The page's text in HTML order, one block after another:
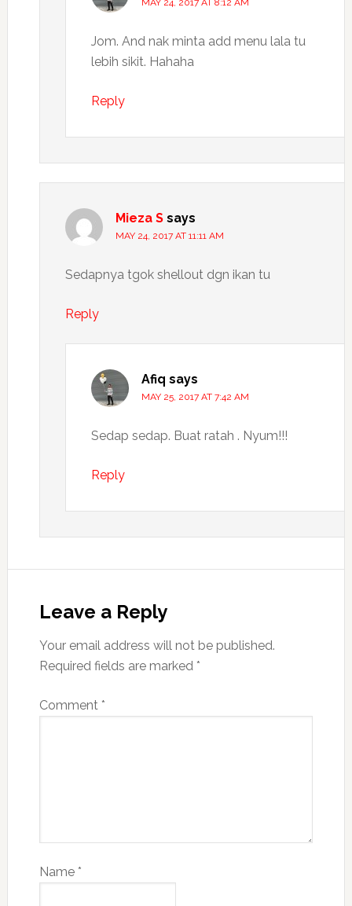
MAY 24, 2017 AT 8:12 AM
Jom. And nak minta add menu lala tu
lebih sikit. Hahaha
Reply
Mieza S says
MAY 24, 2017 AT 11:11 AM
Sedapnya tgok shellout dgn ikan tu
Reply
Afiq says
MAY 25, 2017 AT 7:42 AM
Sedap sedap. Buat ratah . Nyum!!!
Reply
Leave a Reply
Your email address will not be published.
Required fields are marked *
Comment *
Name *